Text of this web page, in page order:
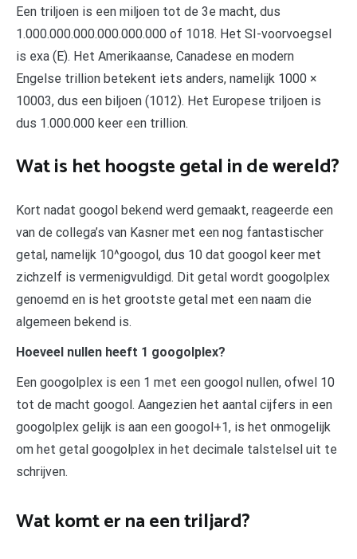
Een triljoen is een miljoen tot de 3e macht, dus
1.000.000.000.000.000.000 of 1018. Het SI-voorvoegsel
is exa (E). Het Amerikaanse, Canadese en modern
Engelse trillion betekent iets anders, namelijk 1000 ×
10003, dus een biljoen (1012). Het Europese triljoen is
dus 1.000.000 keer een trillion.
Wat is het hoogste getal in de wereld?
Kort nadat googol bekend werd gemaakt, reageerde een
van de collega’s van Kasner met een nog fantastischer
getal, namelijk 10^googol, dus 10 dat googol keer met
zichzelf is vermenigvuldigd. Dit getal wordt googolplex
genoemd en is het grootste getal met een naam die
algemeen bekend is.
Hoeveel nullen heeft 1 googolplex?
Een googolplex is een 1 met een googol nullen, ofwel 10
tot de macht googol. Aangezien het aantal cijfers in een
googolplex gelijk is aan een googol+1, is het onmogelijk
om het getal googolplex in het decimale talstelsel uit te
schrijven.
Wat komt er na een triljard?